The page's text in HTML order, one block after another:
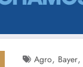
Agro, Bayer,